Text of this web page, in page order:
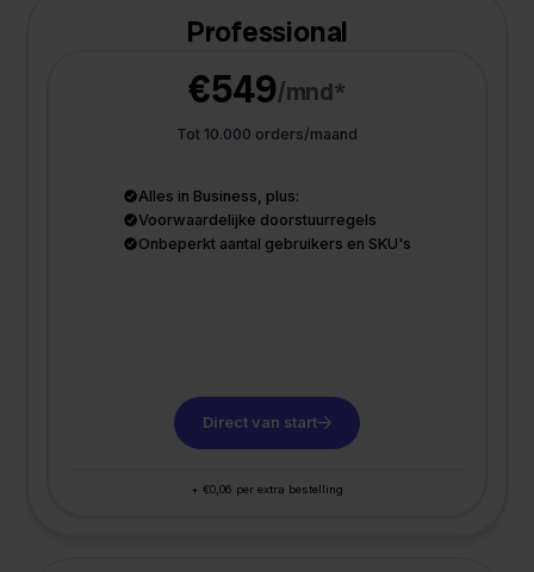
Professional
€549/mnd*
Tot 10.000 orders/maand
Alles in Business, plus:
Voorwaardelijke doorstuurregels
Onbeperkt aantal gebruikers en SKU's
Direct van start
+ €0,06 per extra bestelling